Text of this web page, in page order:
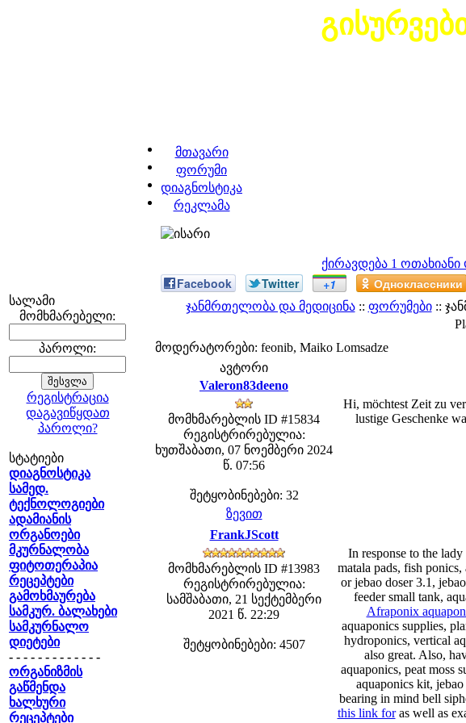
მთავარი
ფორუმი
დიაგნოსტიკა
რეკლამა
ქირავდება 1
სალამი
მომხმარებელი:
პაროლი:
რეგისტრაცია
დაგავიწყდათ
პაროლი?
სტატიები
დიაგნოსტიკა
სამედ.
ტექნოლოგიები
ადამიანის
ორგანოები
მკურნალობა
ფიტოთერაპია
რეცეპტები
გამოხმაურება
სამკურ. ბალახები
სამკურნალო
დიეტები
- - - - - - - - - - - - -
ორგანიზმის
გაწმენდა
ხალხური
რეცეპტები
Facebook Twitter +1 Одноклассники
ჯანმრთელობა და მედიცინა:: ფორუმები::
მოდერატორები: feonib, Maiko Lomsadze
ავტორი
Valeron83deeno
მომხმარებლის ID #15834
რეგისტრირებულია:
ხუთშაბათი, 07 ნოემბერი 2024
წ. 07:56
შეტყობინებები: 32
Hi, möchtest Zeit zu
lustige Geschenke
ზევით
FrankJScott
მომხმარებლის ID #13983
რეგისტრირებულია:
სამშაბათი, 21 სექტემბერი
2021 წ. 22:29
შეტყობინებები: 4507
In response to the
matala pads, fish
or jebao doser 3.1,
feeder small tank,
Afraponix
aquaponics supplies,
hydroponics, vertical
also great. Also,
aquaponics, peat moss
aquaponics kit,
bearing in mind bell
this link foras well as